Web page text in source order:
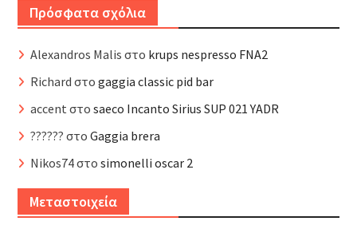
Πρόσφατα σχόλια
Alexandros Malis στο krups nespresso FNA2
Richard στο gaggia classic pid bar
accent στο saeco Incanto Sirius SUP 021 YADR
?????? στο Gaggia brera
Nikos74στο simonelli oscar 2
Μεταστοιχεία